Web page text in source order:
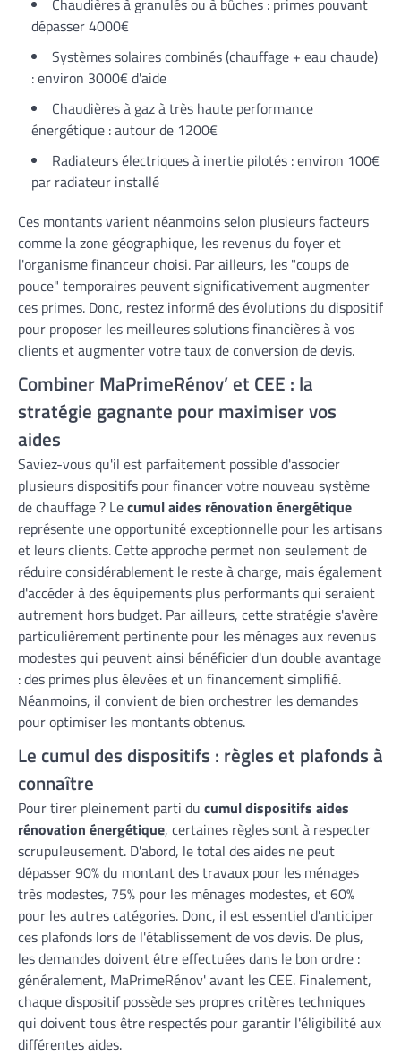
dépasser 4000€
Systèmes solaires combinés (chauffage + eau chaude)
: environ 3000€ d'aide
Chaudières à gaz à très haute performance
énergétique : autour de 1200€
Radiateurs électriques à inertie pilotés : environ 100€
par radiateur installé
Ces montants varient néanmoins selon plusieurs facteurs
comme la zone géographique, les revenus du foyer et
l'organisme financeur choisi. Par ailleurs, les "coups de
pouce" temporaires peuvent significativement augmenter
ces primes. Donc, restez informé des évolutions du dispositif
pour proposer les meilleures solutions financières à vos
clients et augmenter votre taux de conversion de devis.
Combiner MaPrimeRénov’ et CEE : la
stratégie gagnante pour maximiser vos
aides
Saviez-vous qu'il est parfaitement possible d'associer
plusieurs dispositifs pour financer votre nouveau système
de chauffage ? Lecumul aides rénovation énergétique
représente une opportunité exceptionnelle pour les artisans
et leurs clients. Cette approche permet non seulement de
réduire considérablement le reste à charge, mais également
d'accéder à des équipements plus performants qui seraient
autrement hors budget. Par ailleurs, cette stratégie s'avère
particulièrement pertinente pour les ménages aux revenus
modestes qui peuvent ainsi bénéficier d'un double avantage
: des primes plus élevées et un financement simplifié.
Néanmoins, il convient de bien orchestrer les demandes
pour optimiser les montants obtenus.
Le cumul des dispositifs : règles et plafonds à
connaître
Pour tirer pleinement parti du cumul dispositifs aides
rénovation énergétique, certaines règles sont à respecter
scrupuleusement. D'abord, le total des aides ne peut
dépasser 90% du montant des travaux pour les ménages
très modestes, 75% pour les ménages modestes, et 60%
pour les autres catégories. Donc, il est essentiel d'anticiper
ces plafonds lors de l'établissement de vos devis. De plus,
les demandes doivent être effectuées dans le bon ordre :
généralement, MaPrimeRénov' avant les CEE. Finalement,
chaque dispositif possède ses propres critères techniques
qui doivent tous être respectés pour garantir l'éligibilité aux
différentes aides.